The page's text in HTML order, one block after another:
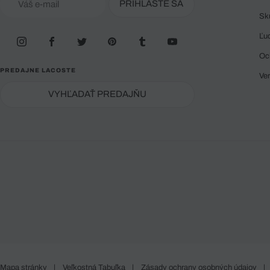
PRIHLÁSTE SA
PREDAJNE LACOSTE
VYHĽADAŤ PREDAJŇU
Mapa stránky Veľkostná Tabuľka Zásady ochrany osobných údajov